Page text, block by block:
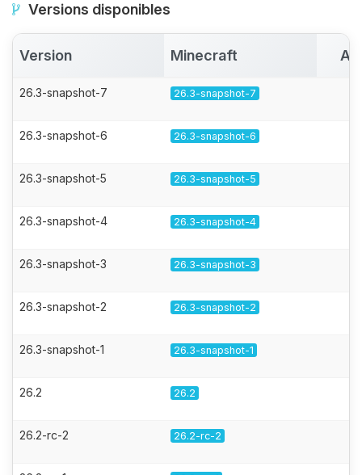
Versions disponibles
Version Minecraft
26.3-snapshot-7 26.3-snapshot-7
26.3-snapshot-6 26.3-snapshot-6
26.3-snapshot-5 26.3-snapshot-5
26.3-snapshot-4 26.3-snapshot-4
26.3-snapshot-3 26.3-snapshot-3
26.3-snapshot-2 26.3-snapshot-2
26.3-snapshot-1 26.3-snapshot-1
26.2 26.2
26.2-rc-2 26.2-rc-2